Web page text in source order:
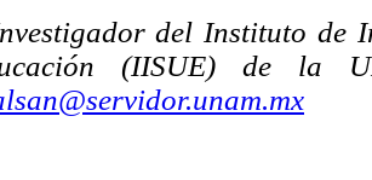
del Instituto de
(IISUE) de la